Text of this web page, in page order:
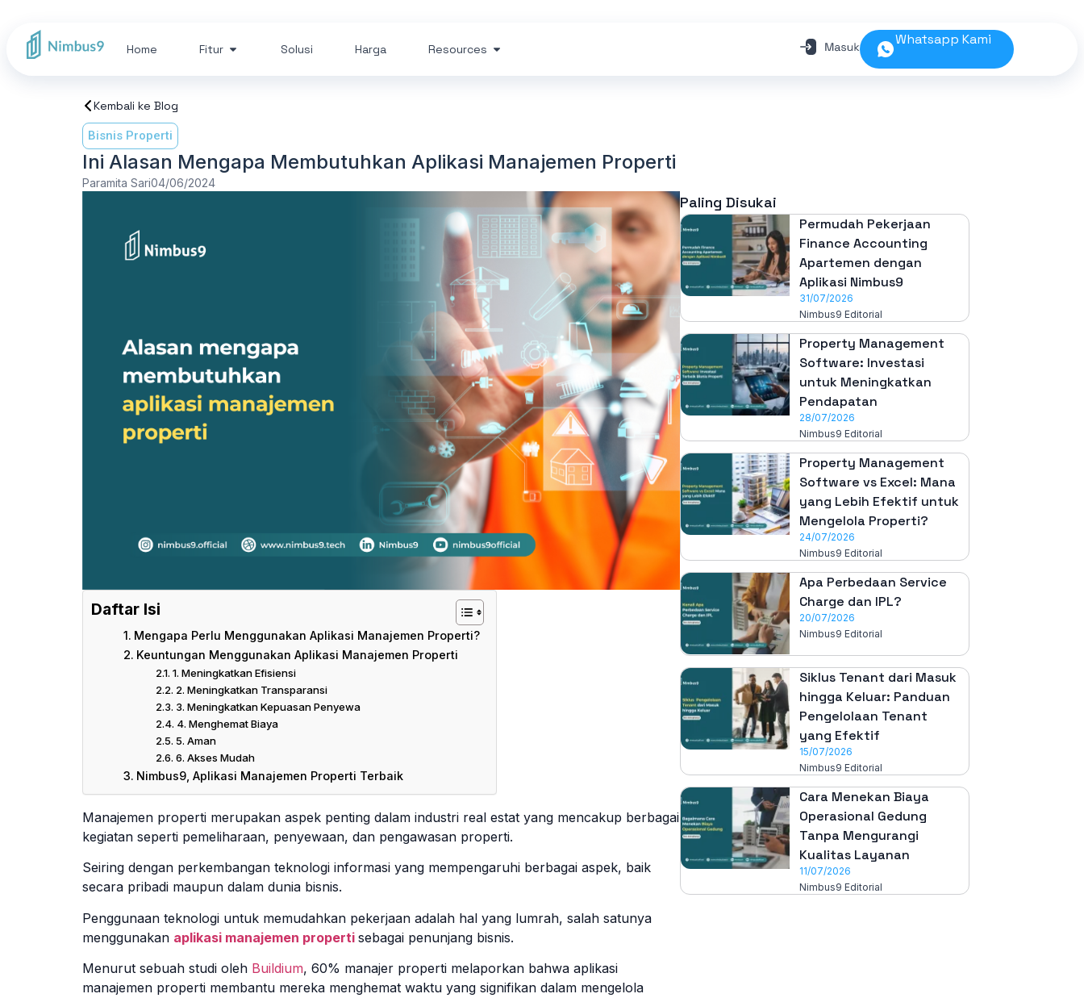
Home Fitur Solusi Harga Resources
Whatsapp Kami
Kembali ke Blog
Bisnis Properti
Ini Alasan Mengapa Membutuhkan Aplikasi Manajemen Properti
Paramita Sari04/06/2024
Daftar Isi
Mengapa Perlu Menggunakan Aplikasi Manajemen Properti?
Keuntungan Menggunakan Aplikasi Manajemen Properti
1. Meningkatkan Efisiensi
2. Meningkatkan Transparansi
3. Meningkatkan Kepuasan Penyewa
4. Menghemat Biaya
5. Aman
6. Akses Mudah
Nimbus9, Aplikasi Manajemen Properti Terbaik
Manajemen properti merupakan aspek penting dalam industri real estat yang mencakup berbagai
kegiatan seperti pemeliharaan, penyewaan, dan pengawasan properti.
Seiring dengan perkembangan teknologi informasi yang mempengaruhi berbagai aspek, baik
secara pribadi maupun dalam dunia bisnis.
Penggunaan teknologi untuk memudahkan pekerjaan adalah hal yang lumrah, salah satunya
menggunakan aplikasi manajemen properti sebagai penunjang bisnis.
Menurut sebuah studi oleh Buildium, 60% manajer properti melaporkan bahwa aplikasi
manajemen properti membantu mereka menghemat waktu yang signifikan dalam mengelola
Paling Disukai
Permudah Pekerjaan
Finance Accounting
Apartemen dengan
Aplikasi Nimbus9
31/07/2026
Nimbus9 Editorial
Property Management
Software: Investasi
untuk Meningkatkan
Pendapatan
28/07/2026
Nimbus9 Editorial
Property Management
Software vs Excel: Mana
yang Lebih Efektif untuk
Mengelola Properti?
24/07/2026
Nimbus9 Editorial
Apa Perbedaan Service
Charge dan IPL?
20/07/2026
Nimbus9 Editorial
Siklus Tenant dari Masuk
hingga Keluar: Panduan
Pengelolaan Tenant
yang Efektif
15/07/2026
Nimbus9 Editorial
Cara Menekan Biaya
Operasional Gedung
Tanpa Mengurangi
Kualitas Layanan
11/07/2026
Nimbus9 Editorial